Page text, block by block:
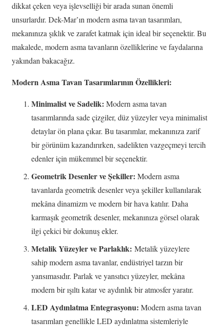
dikkat çeken veya işlevselliği bir arada sunan önemli
unsurlardır. Dek-Mar’ın modern asma tavan tasarımları,
mekanınıza şıklık ve zarafet katmak için ideal bir seçenektir. Bu
makalede, modern asma tavanların özelliklerine ve faydalarına
yakından bakacağız.
Modern Asma Tavan Tasarımlarının Özellikleri:
Minimalist ve Sadelik: Modern asma tavan
tasarımlarında sade çizgiler, düz yüzeyler veya minimalist
detaylar ön plana çıkar. Bu tasarımlar, mekanınıza zarif
bir görünüm kazandırırken, sadelikten vazgeçmeyi tercih
edenler için mükemmel bir seçenektir.
Geometrik Desenler ve Şekiller: Modern asma
tavanlarda geometrik desenler veya şekiller kullanılarak
mekâna dinamizm ve modern bir hava katılır. Daha
karmaşık geometrik desenler, mekanınıza görsel olarak
ilgi çekici bir dokunuş ekler.
Metalik Yüzeyler ve Parlaklık: Metalik yüzeylere
sahip modern asma tavanlar, endüstriyel tarzın bir
yansımasıdır. Parlak ve yansıtıcı yüzeyler, mekâna
modern bir ışıltı katar ve aydınlık bir atmosfer yaratır.
LED Aydınlatma Entegrasyonu: Modern asma tavan
tasarımları genellikle LED aydınlatma sistemleriyle